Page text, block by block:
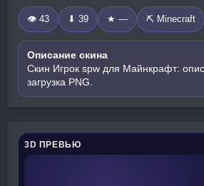
👁 43 ⬇ 39 ★ — ⛏️ Minecraft
Описание скина
Скин Игрок spw для Майнкрафт:
загрузка PNG.
3D ПРЕВЬЮ